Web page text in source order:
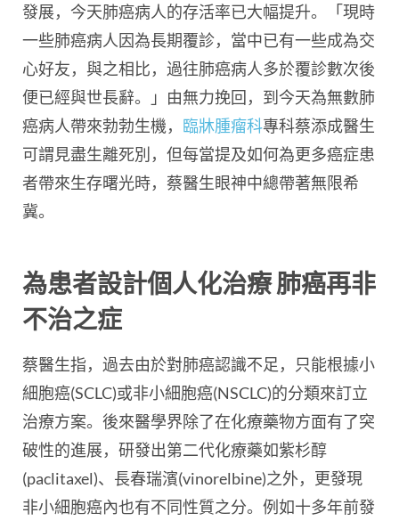
發展，今天肺癌病人的存活率已大幅提升。「現時
一些肺癌病人因為長期覆診，當中已有一些成為交
心好友，與之相比，過往肺癌病人多於覆診數次後
便已經與世長辭。」由無力挽回，到今天為無數肺
癌病人帶來勃勃生機， 臨牀腫瘤科專科蔡添成醫生
可謂見盡生離死別，但每當提及如何為更多癌症患
者帶來生存曙光時，蔡醫生眼神中總帶著無限希
冀。
為患者設計個人化治療 肺癌再非
不治之症
蔡醫生指，過去由於對肺癌認識不足，只能根據小
細胞癌(SCLC)或非小細胞癌(NSCLC)的分類來訂立
治療方案。後來醫學界除了在化療藥物方面有了突
破性的進展，研發出第二代化療藥如紫杉醇
(paclitaxel)、長春瑞濱(vinorelbine)之外，更發現
非小細胞癌內也有不同性質之分。例如十多年前發